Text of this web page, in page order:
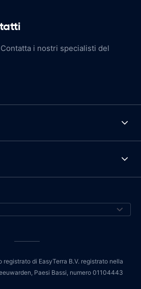
i nostri specialisti del
registrato di EasyTerra B.V. registrato nella
Paesi Bassi, numero 01104443